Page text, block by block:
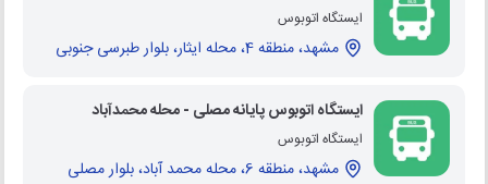
ایستگاه اتوبوس
مشهد، منطقه 4، محله ایثار، بلوار طبرسی جنوبی
ایستگاه اتوبوس پایانه مصلی - محله محمدآباد
ایستگاه اتوبوس
مشهد، منطقه 6، محله محمد آباد، بلوار مصلی